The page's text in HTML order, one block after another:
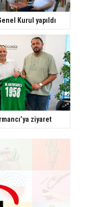
Kurul yapıldı
ziyaret